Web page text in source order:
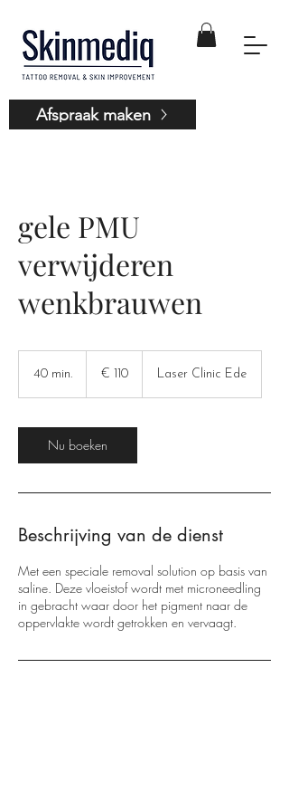
Afspraak maken
gele PMU
verwijderen
wenkbrauwen
40 min.
i
n
.
euro
€ 110 Laser Clinic Ede
Nu boeken
Beschrijving van de dienst
Met een speciale removal solution op basis van
saline. Deze vloeistof wordt met microneedling
in gebracht waar door het pigment naar de
oppervlakte wordt getrokken en vervaagt.